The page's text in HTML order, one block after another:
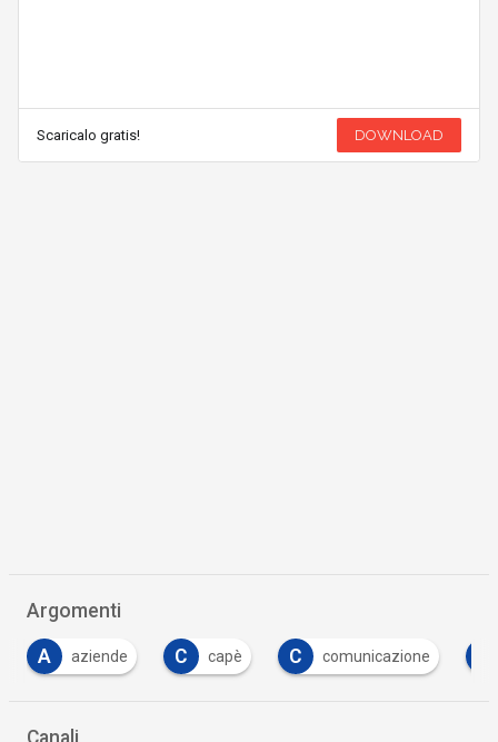
Scaricalo gratis! DOWNLOAD
Argomenti
C capè C comunicazione C confindustria
Canali